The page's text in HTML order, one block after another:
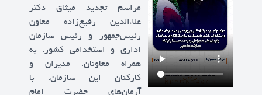
مراسم تجدید میثاق دکتر
علاءالدین رفیع‌زاده معاون
رئیس‌جمهور و رئیس سازمان
اداری و استخدامی کشور، به
همراه معاونان، مدیران و
کارکنان این سازمان، با
آرمان‌های حضرت امام